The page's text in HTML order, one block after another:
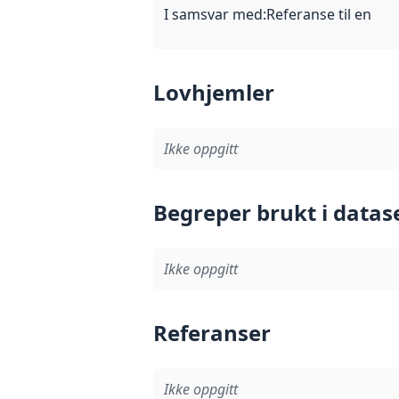
I samsvar med:Referanse til en
Lovhjemler
Ikke oppgitt
Begreper brukt i
Ikke oppgitt
Referanser
Ikke oppgitt